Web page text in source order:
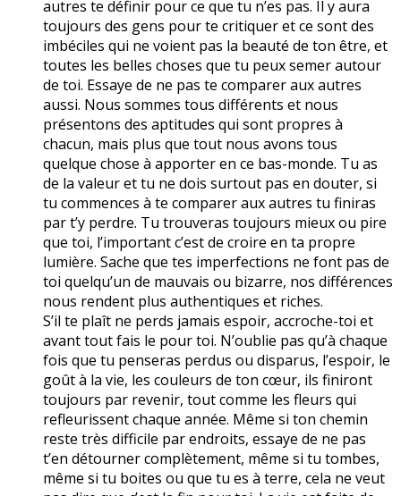
autres te définir pour ce que tu n’es pas. Il y aura
toujours des gens pour te critiquer et ce sont des
imbéciles qui ne voient pas la beauté de ton être, et
toutes les belles choses que tu peux semer autour
de toi. Essaye de ne pas te comparer aux autres
aussi. Nous sommes tous différents et nous
présentons des aptitudes qui sont propres à
chacun, mais plus que tout nous avons tous
quelque chose à apporter en ce bas-monde. Tu as
de la valeur et tu ne dois surtout pas en douter, si
tu commences à te comparer aux autres tu finiras
par t’y perdre. Tu trouveras toujours mieux ou pire
que toi, l’important c’est de croire en ta propre
lumière. Sache que tes imperfections ne font pas de
toi quelqu’un de mauvais ou bizarre, nos différences
nous rendent plus authentiques et riches.
S’il te plaît ne perds jamais espoir, accroche-toi et
avant tout fais le pour toi. N’oublie pas qu’à chaque
fois que tu penseras perdus ou disparus, l’espoir, le
goût à la vie, les couleurs de ton cœur, ils finiront
toujours par revenir, tout comme les fleurs qui
refleurissent chaque année. Même si ton chemin
reste très difficile par endroits, essaye de ne pas
t’en détourner complètement, même si tu tombes,
même si tu boites ou que tu es à terre, cela ne veut